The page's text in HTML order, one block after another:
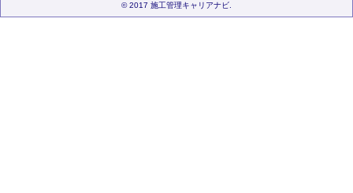
© 2017 施工管理キャリアナビ.